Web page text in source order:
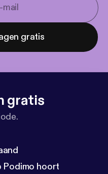
gratis
gratis
Podimo hoort